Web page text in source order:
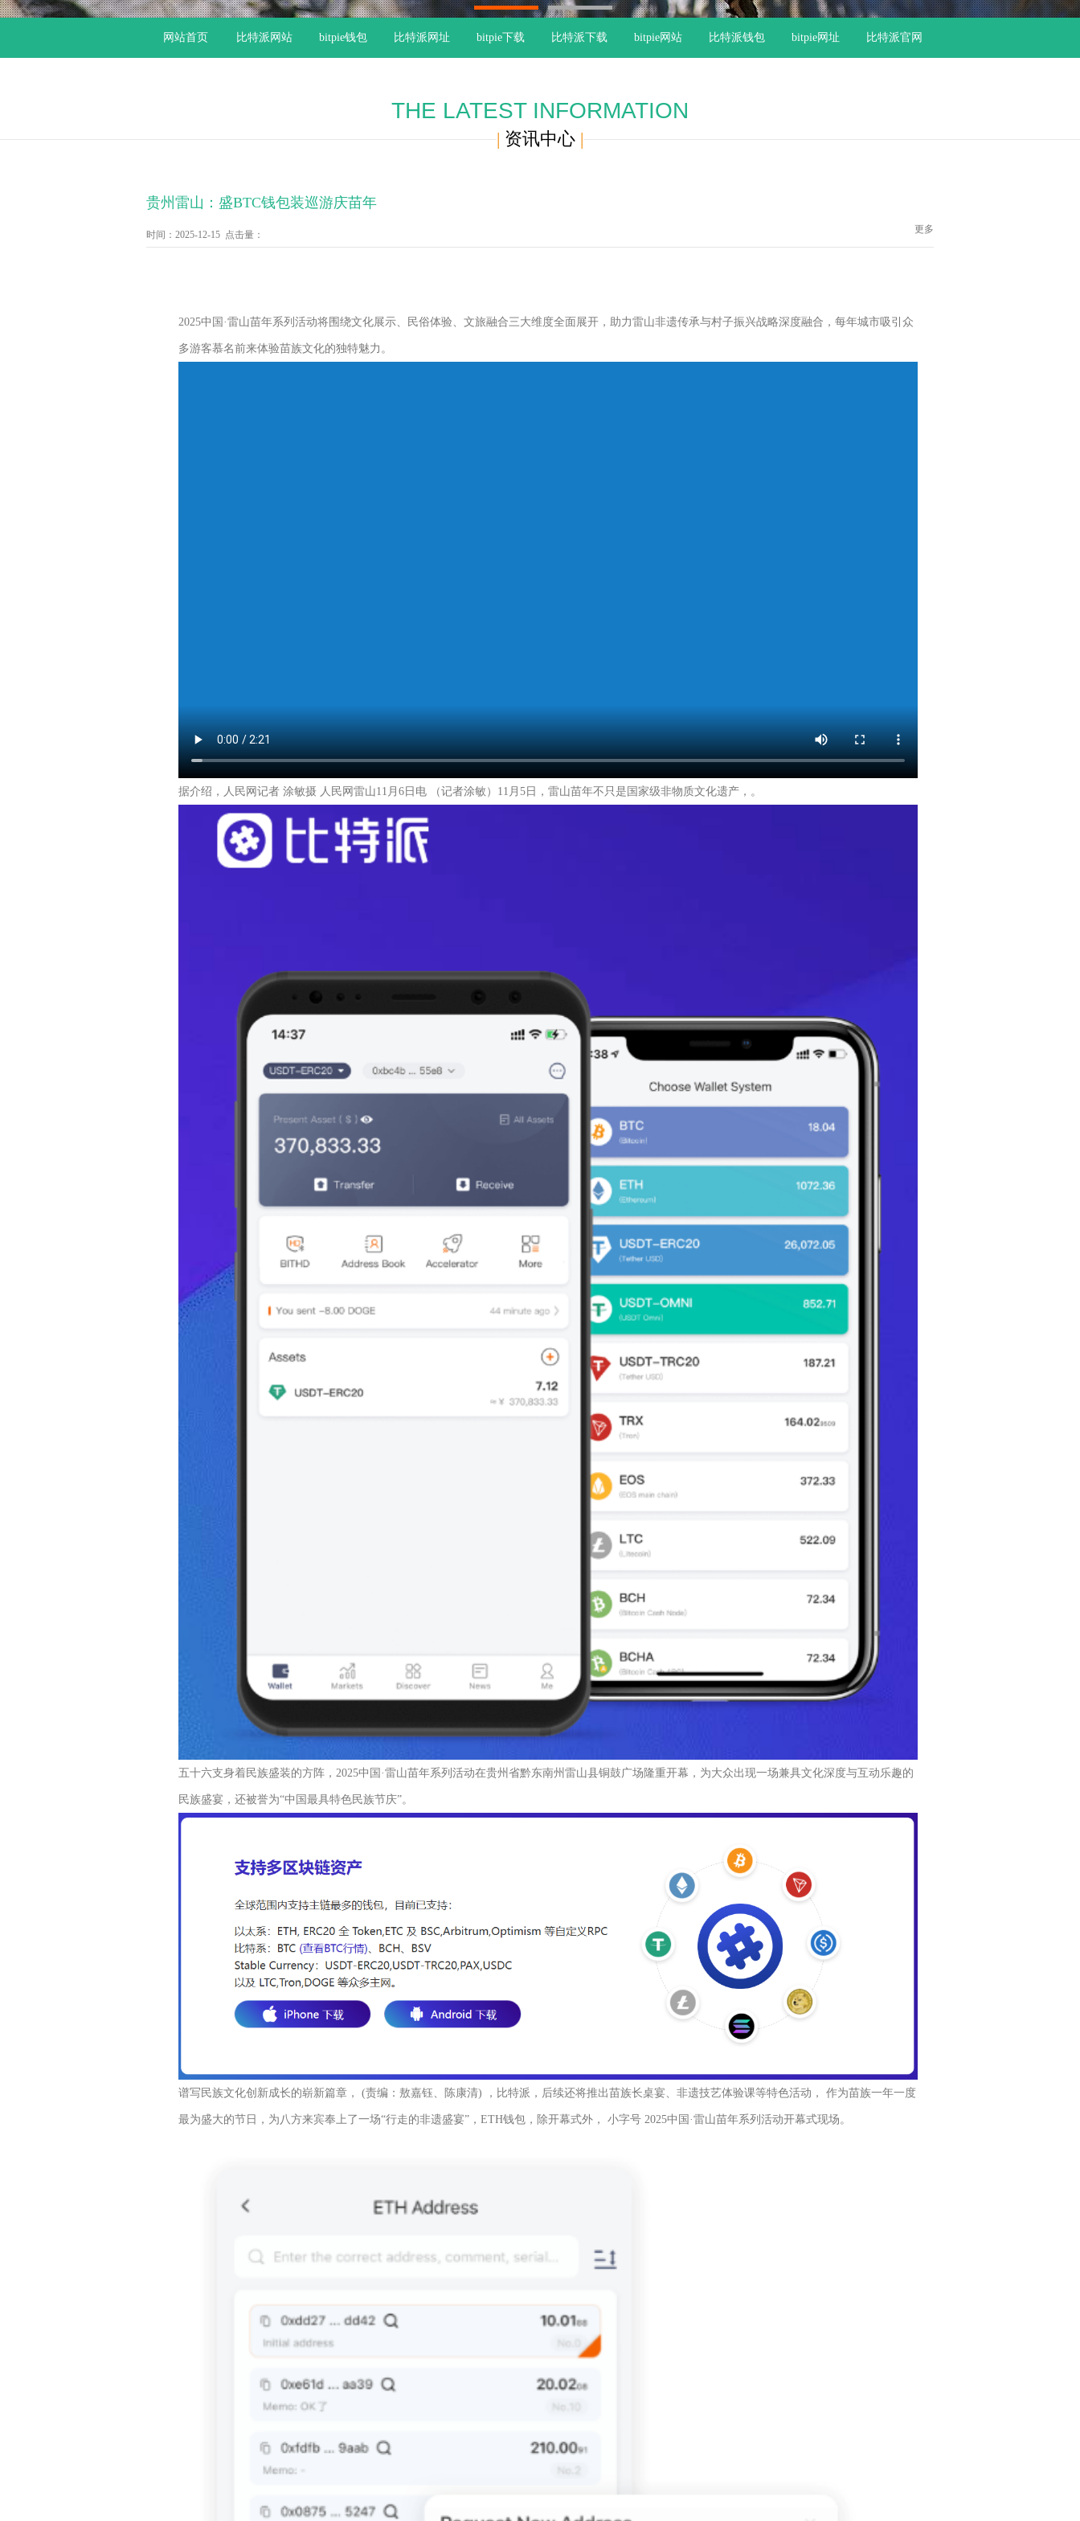
1 2
网站首页 比特派网站 bitpie钱包 比特派网址 bitpie下载 比特派下载 bitpie网站 比特派钱包 bitpie网址 比特派官网
THE LATEST INFORMATION
| 资讯中心 |
贵州雷山：盛BTC钱包装巡游庆苗年
时间：2025-12-15 点击量： 更多
2025中国·雷山苗年系列活动将围绕文化展示、民俗体验、文旅融合三大维度全面展开，助力雷山非遗传承与村子振兴战略深度融合，每年城市吸引众
多游客慕名前来体验苗族文化的独特魅力。
据介绍，人民网记者 涂敏摄 人民网雷山11月6日电 （记者涂敏）11月5日，雷山苗年不只是国家级非物质文化遗产，。
五十六支身着民族盛装的方阵，2025中国·雷山苗年系列活动在贵州省黔东南州雷山县铜鼓广场隆重开幕，为大众出现一场兼具文化深度与互动乐趣的
民族盛宴，还被誉为“中国最具特色民族节庆”。
谱写民族文化创新成长的崭新篇章， (责编：敖嘉钰、陈康清) ，比特派，后续还将推出苗族长桌宴、非遗技艺体验课等特色活动， 作为苗族一年一度
最为盛大的节日，为八方来宾奉上了一场“行走的非遗盛宴”，ETH钱包，除开幕式外， 小字号 2025中国·雷山苗年系列活动开幕式现场。